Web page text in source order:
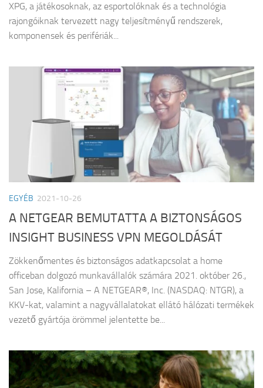
XPG, a játékosoknak, az esportolóknak és a technológia
rajongóiknak tervezett nagy teljesítményű rendszerek,
komponensek és perifériák...
EGYÉB 2021-10-26
A NETGEAR BEMUTATTA A BIZTONSÁGOS
INSIGHT BUSINESS VPN MEGOLDÁSÁT
Zökkenőmentes és biztonságos adatkapcsolat a home
officeban dolgozó munkavállalók számára 2021. október 26.,
San Jose, Kalifornia – A NETGEAR®, Inc. (NASDAQ: NTGR), a
KKV-kat, valamint a nagyvállalatokat ellátó hálózati termékek
vezető gyártója örömmel jelentette be...